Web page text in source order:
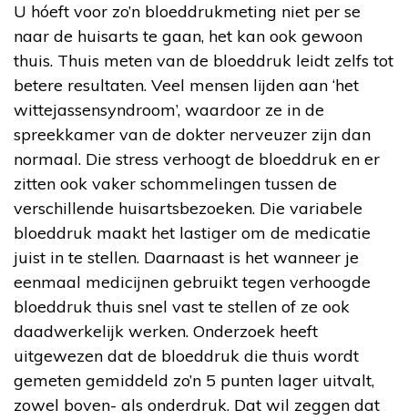
U hóeft voor zo’n bloeddrukmeting niet per se
naar de huisarts te gaan, het kan ook gewoon
thuis. Thuis meten van de bloeddruk leidt zelfs tot
betere resultaten. Veel mensen lijden aan ‘het
wittejassensyndroom’, waardoor ze in de
spreekkamer van de dokter nerveuzer zijn dan
normaal. Die stress verhoogt de bloeddruk en er
zitten ook vaker schommelingen tussen de
verschillende huisartsbezoeken. Die variabele
bloeddruk maakt het lastiger om de medicatie
juist in te stellen. Daarnaast is het wanneer je
eenmaal medicijnen gebruikt tegen verhoogde
bloeddruk thuis snel vast te stellen of ze ook
daadwerkelijk werken. Onderzoek heeft
uitgewezen dat de bloeddruk die thuis wordt
gemeten gemiddeld zo’n 5 punten lager uitvalt,
zowel boven- als onderdruk. Dat wil zeggen dat